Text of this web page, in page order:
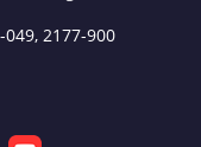
049, 2177-900